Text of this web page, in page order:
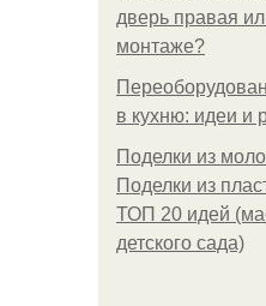
дверь правая
монтаже?
в кухню: идеи и
Поделки из
Поделки из
ТОП 20 идей
детского сада)